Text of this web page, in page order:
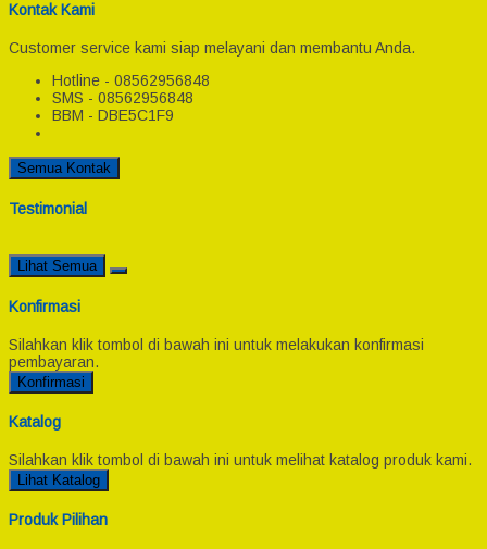
Kontak Kami
Customer service kami siap melayani dan membantu Anda.
Hotline - 08562956848
SMS - 08562956848
BBM - DBE5C1F9
Semua Kontak
Testimonial
Lihat Semua
Konfirmasi
Silahkan klik tombol di bawah ini untuk melakukan konfirmasi
pembayaran.
Konfirmasi
Katalog
Silahkan klik tombol di bawah ini untuk melihat katalog produk kami.
Lihat Katalog
Produk Pilihan